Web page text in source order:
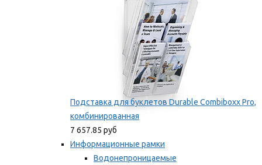
Подставка для буклетов Durable Combiboxx Pro,
комбинированная
7 657.85 руб
Информационные рамки
Водонепроницаемые